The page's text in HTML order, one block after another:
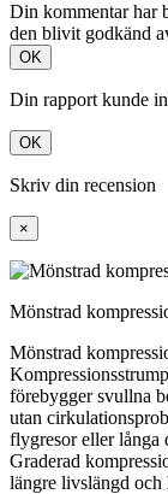
Din kommentar har
den blivit godkänd
OK
Din rapport kunde
OK
Skriv din recension
×
Mönstrad
Mönstrad
förebygger svullna
utan
flygresor eller långa
Graderad
längre livslängd och